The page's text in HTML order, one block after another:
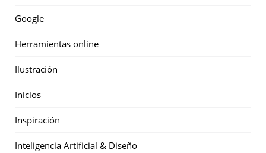
Google
Herramientas online
Ilustración
Inicios
Inspiración
Inteligencia Artificial & Diseño